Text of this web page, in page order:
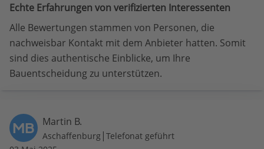
Echte Erfahrungen von verifizierten Interessenten
Alle Bewertungen stammen von Personen, die
nachweisbar Kontakt mit dem Anbieter hatten. Somit
sind dies authentische Einblicke, um Ihre
Bauentscheidung zu unterstützen.
MB Martin B.
Aschaffenburg | Telefonat geführt